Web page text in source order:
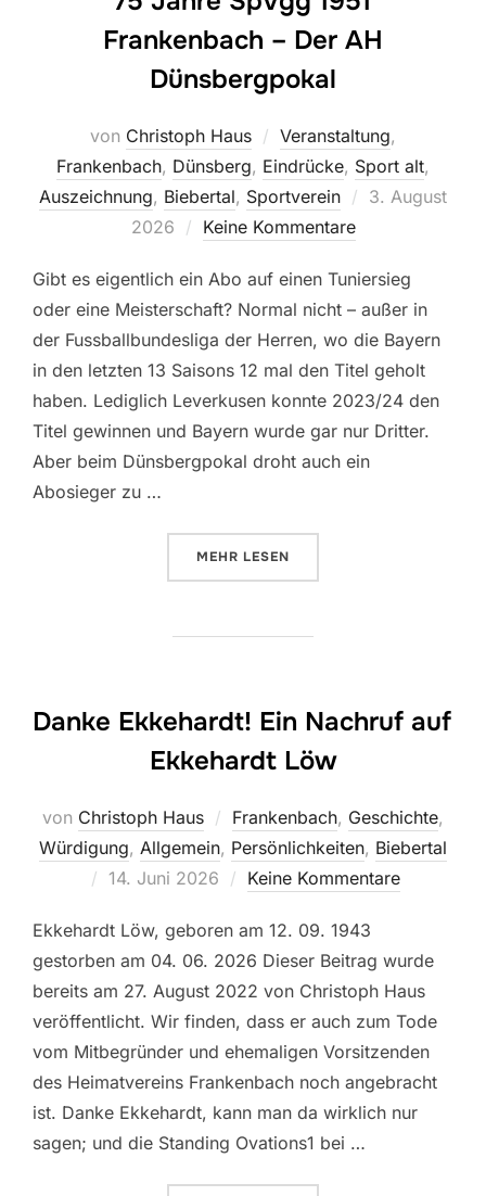
Frankenbach – Der AH
Dünsbergpokal
von Christoph Haus Veranstaltung,
Frankenbach, Dünsberg, Eindrücke, Sport alt,
Auszeichnung, Biebertal, Sportverein
Veröffentlicht
3. August
2026
Keine Kommentare
Gibt es eigentlich ein Abo auf einen Tuniersieg
oder eine Meisterschaft? Normal nicht – außer in
der Fussballbundesliga der Herren, wo die Bayern
in den letzten 13 Saisons 12 mal den Titel geholt
haben. Lediglich Leverkusen konnte 2023/24 den
Titel gewinnen und Bayern wurde gar nur Dritter.
Aber beim Dünsbergpokal droht auch ein
Abosieger zu …
MEHR ÜBER „75 JAHRE SPVGG 1951
LESEN
Danke Ekkehardt! Ein Nachruf auf
Ekkehardt Löw
von Christoph Haus Frankenbach, Geschichte,
Würdigung, Allgemein, Persönlichkeiten, Biebertal
Veröffentlicht
14. Juni 2026 Keine Kommentare
Ekkehardt Löw, geboren am 12. 09. 1943
gestorben am 04. 06. 2026 Dieser Beitrag wurde
bereits am 27. August 2022 von Christoph Haus
veröffentlicht. Wir finden, dass er auch zum Tode
vom Mitbegründer und ehemaligen Vorsitzenden
des Heimatvereins Frankenbach noch angebracht
ist. Danke Ekkehardt, kann man da wirklich nur
sagen; und die Standing Ovations1 bei …